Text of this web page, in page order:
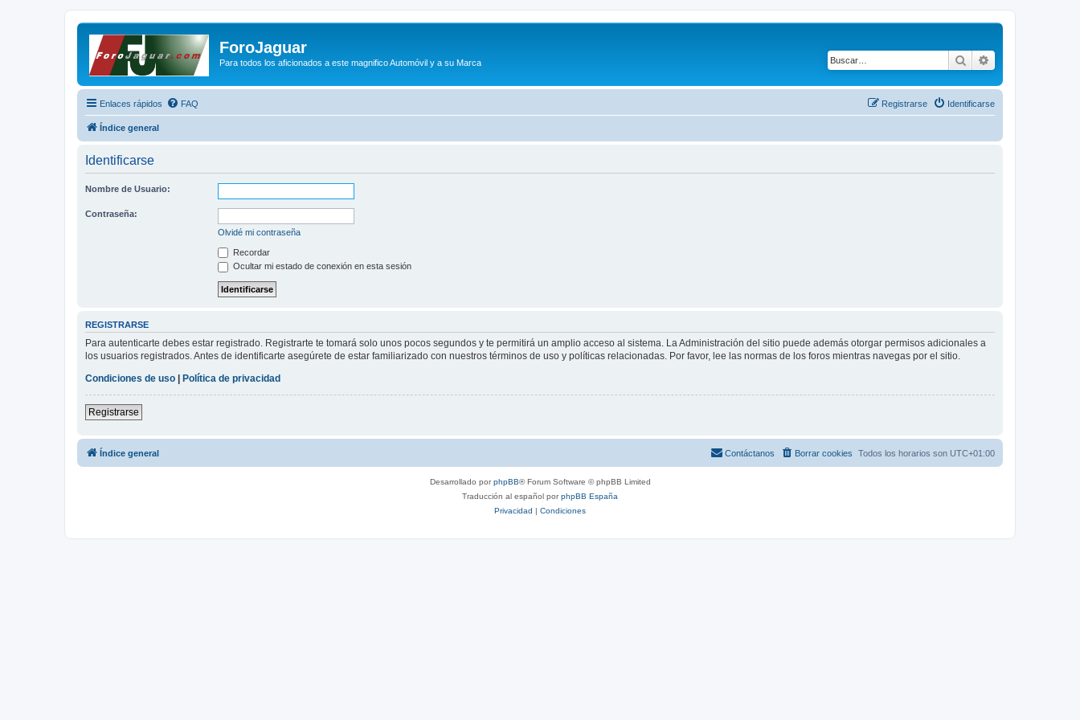
ForoJaguar
Para todos los aficionados a este magnifico Automóvil y a su Marca Buscar
Enlaces rápidos FAQ Identificarse
Registrarse
Índice general
Identificarse
Nombre de Usuario:
Contraseña:
Olvidé mi contraseña
Recordar
Ocultar mi estado de conexión en esta sesión
REGISTRARSE
Para autenticarte debes estar registrado. Registrarte te tomará solo unos pocos segundos y te permitirá un amplio acceso al sistema. La Administración del sitio puede además otorgar permisos adicionales a
los usuarios registrados. Antes de identificarte asegúrete de estar familiarizado con nuestros términos de uso y políticas relacionadas. Por favor, lee las normas de los foros mientras navegas por el sitio.
Condiciones de uso
Política de privacidad
Registrarse
Índice general Todos los horarios son UTC+01:00
Borrar cookies
Contáctanos
Desarrollado porphpBB® Forum Software © phpBB Limited
Traducción al español porphpBB España
Privacidad | Condiciones